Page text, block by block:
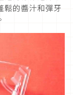
鬆的醬汁和彈牙